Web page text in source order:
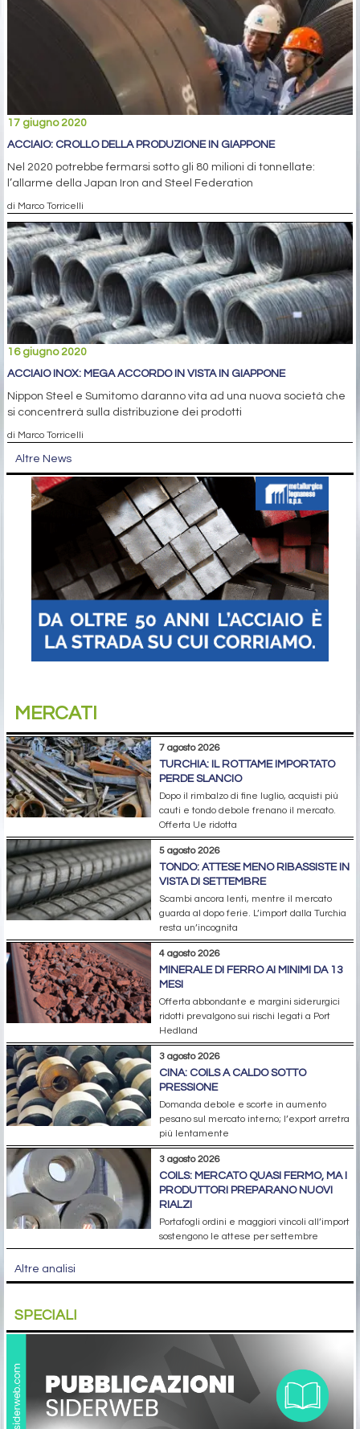
17 giugno 2020
ACCIAIO: CROLLO DELLA PRODUZIONE IN GIAPPONE
Nel 2020 potrebbe fermarsi sotto gli 80 milioni di tonnellate:
l’allarme della Japan Iron and Steel Federation
di Marco Torricelli
16 giugno 2020
ACCIAIO INOX: MEGA ACCORDO IN VISTA IN GIAPPONE
Nippon Steel e Sumitomo daranno vita ad una nuova società che
si concentrerà sulla distribuzione dei prodotti
di Marco Torricelli
Altre News
MERCATI
7 agosto 2026
TURCHIA: IL ROTTAME IMPORTATO
PERDE SLANCIO
Dopo il rimbalzo di fine luglio, acquisti più
cauti e tondo debole frenano il mercato.
Offerta Ue ridotta
5 agosto 2026
TONDO: ATTESE MENO RIBASSISTE IN
VISTA DI SETTEMBRE
Scambi ancora lenti, mentre il mercato
guarda al dopo ferie. L’import dalla Turchia
resta un’incognita
4 agosto 2026
MINERALE DI FERRO AI MINIMI DA 13
MESI
Offerta abbondante e margini siderurgici
ridotti prevalgono sui rischi legati a Port
Hedland
3 agosto 2026
CINA: COILS A CALDO SOTTO
PRESSIONE
Domanda debole e scorte in aumento
pesano sul mercato interno; l’export arretra
più lentamente
3 agosto 2026
COILS: MERCATO QUASI FERMO, MA I
PRODUTTORI PREPARANO NUOVI
RIALZI
Portafogli ordini e maggiori vincoli all’import
sostengono le attese per settembre
Altre analisi
SPECIALI